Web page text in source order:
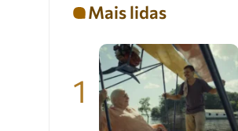
Mais lidas
1